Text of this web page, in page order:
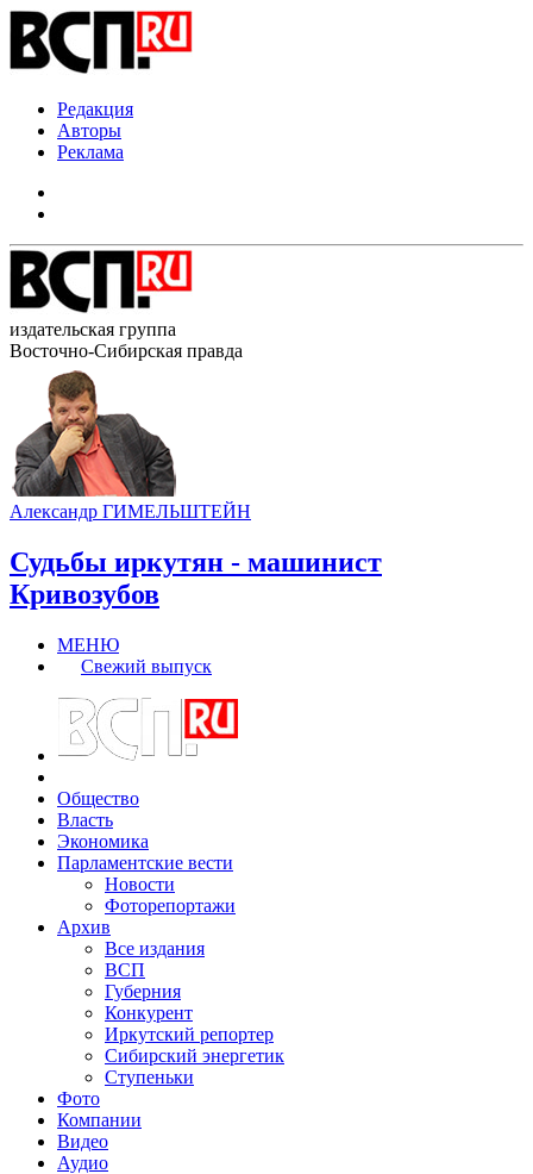
Редакция
Авторы
Реклама
издательская группа
Восточно-Сибирская правда
Александр ГИМЕЛЬШТЕЙН
Судьбы иркутян - машинист
Кривозубов
МЕНЮ
Свежий выпуск
Общество
Власть
Экономика
Парламентские вести
Новости
Фоторепортажи
Архив
Все издания
ВСП
Губерния
Конкурент
Иркутский репортер
Сибирский энергетик
Ступеньки
Фото
Компании
Видео
Аудио